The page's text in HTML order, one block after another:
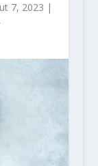
7, 2023 |